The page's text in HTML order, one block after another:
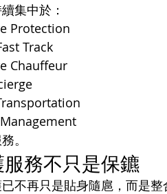
集中於：
Protection
Track
Chauffeur
。
務不只是保鑣
不再只是貼身隨扈，而是